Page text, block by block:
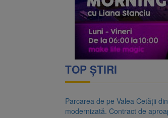
TOP ȘTIRI
Parcarea de pe Valea Cetății
modernizată. Contract de